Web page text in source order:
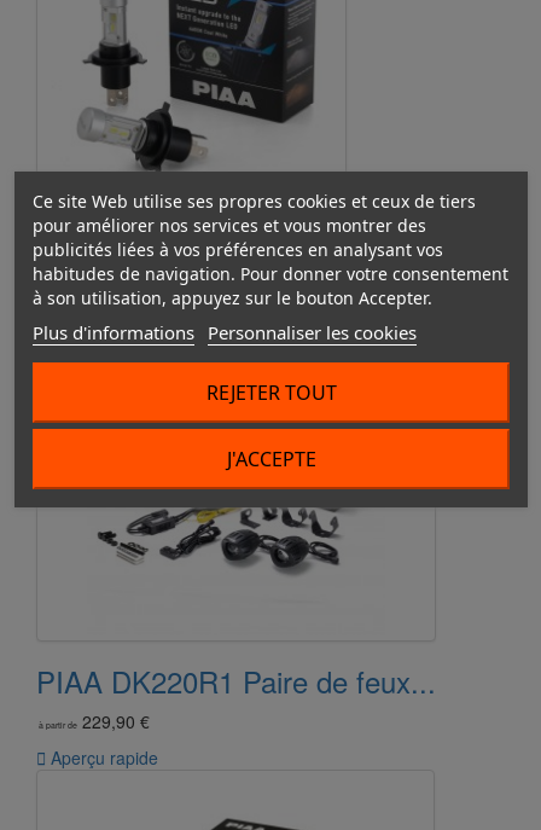
Paires ampoules LED...
109,90 €
PIAA DK220R1 Paire de feux...
à partir de 229,90 €
 Aperçu rapide
Ce site Web utilise ses propres cookies et ceux de tiers
pour améliorer nos services et vous montrer des
publicités liées à vos préférences en analysant vos
habitudes de navigation. Pour donner votre consentement
à son utilisation, appuyez sur le bouton Accepter.
Plus d'informations Personnaliser les cookies
REJETER TOUT
J'ACCEPTE